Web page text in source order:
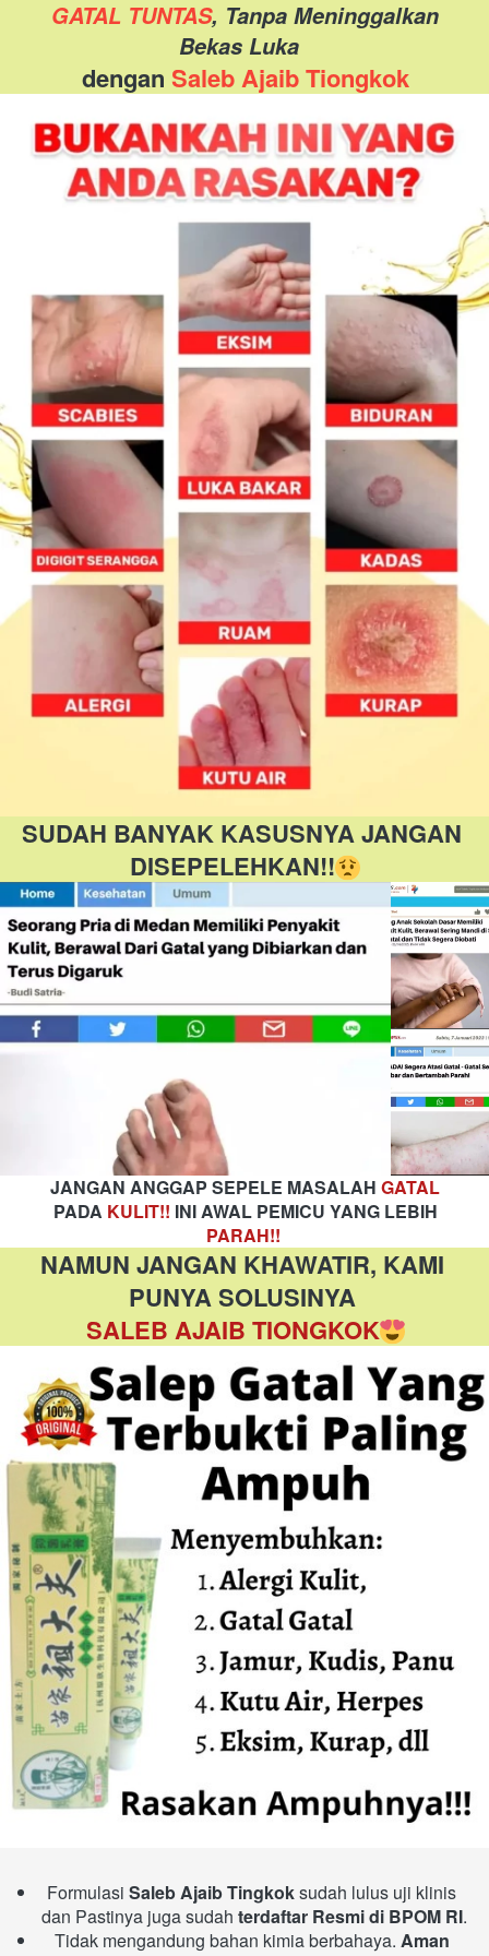
GATAL TUNTAS, Tanpa Meninggalkan
Bekas Luka
dengan Saleb Ajaib Tiongkok
SUDAH BANYAK KASUSNYA JANGAN
DISEPELEHKAN!!
JANGAN ANGGAP SEPELE MASALAH GATAL
PADA KULIT!! INI AWAL PEMICU YANG
PARAH!!
NAMUN JANGAN KHAWATIR, KAMI
PUNYA SOLUSINYA
SALEB AJAIB TIONGKOK
Formulasi Saleb Ajaib Tingkok sudah lulus uji klinis
dan Pastinya juga sudah terdaftar Resmi di BPOM RI.
Tidak mengandung bahan kimia berbahaya. Aman